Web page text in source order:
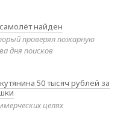
найден
проверял пожарную
дня поисков
50 тысяч рублей за
целях